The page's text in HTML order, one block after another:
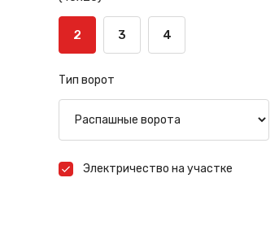
2 3 4
Тип ворот
Электричество на участке